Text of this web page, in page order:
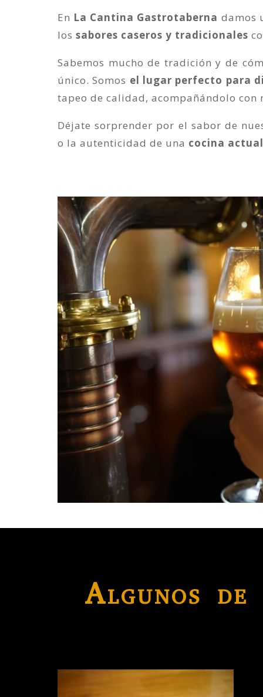
En La Cantina Gastrotaberna damos
los sabores caseros y tradicionales
Sabemos mucho de tradición y de
único. Somos el lugar perfecto para
tapeo de calidad, acompañándolo con
Déjate sorprender por el sabor de
o la autenticidad de una cocina actual
Algunos